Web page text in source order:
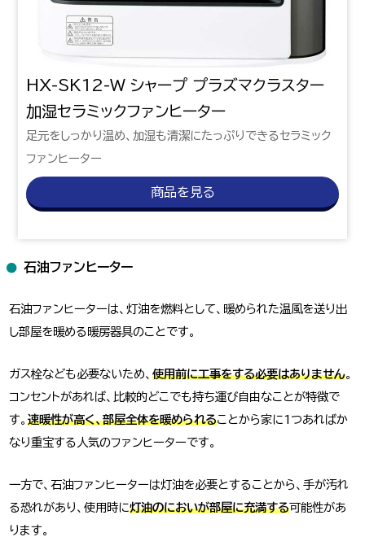
HX-SK12-W シャープ プラズマクラスター
加湿セラミックファンヒーター
足元をしっかり温め、加湿も清潔にたっぷりできるセラミック
ファンヒーター
商品を見る
石油ファンヒーター
石油ファンヒーターは、灯油を燃料として、暖められた温風を送り出
し部屋を暖める暖房器具のことです。
ガス栓なども必要ないため、使用前に工事をする必要はありません。
コンセントがあれば、比較的どこでも持ち運び自由なことが特徴で
す。速暖性が高く、部屋全体を暖められることから家に1つあればか
なり重宝する人気のファンヒーターです。
一方で、石油ファンヒーターは灯油を必要とすることから、手が汚れ
る恐れがあり、使用時に灯油のにおいが部屋に充満する可能性があ
ります。